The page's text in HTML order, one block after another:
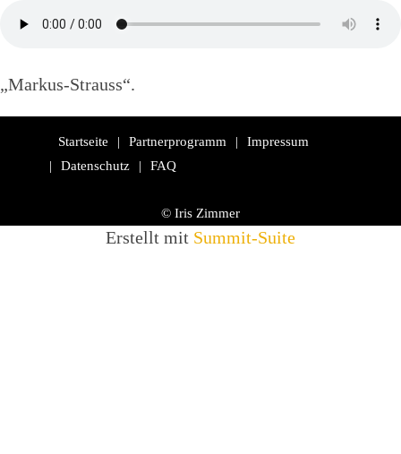
„Markus-Strauss“.
Startseite Partnerprogramm
Impressum
Datenschutz
FAQ
© Iris Zimmer
Erstellt mit Summit-Suite